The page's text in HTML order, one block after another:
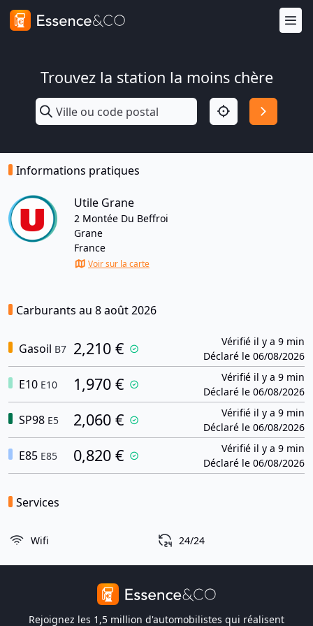
Trouvez la station la moins chère
Informations pratiques
Utile Grane
2 Montée Du Beffroi
Grane
France
Voir sur la carte
Carburants au 8 août 2026
Gasoil B7 2,210 €
Vérifié il y a 9 min
Déclaré le 06/08/2026
E10 E10 1,970 €
Vérifié il y a 9 min
Déclaré le 06/08/2026
SP98 E5 2,060 €
Vérifié il y a 9 min
Déclaré le 06/08/2026
E85 E85 0,820 €
Vérifié il y a 9 min
Déclaré le 06/08/2026
Services
Wifi 24/24
Rejoignez les 1,5 million d'automobilistes qui réalisent